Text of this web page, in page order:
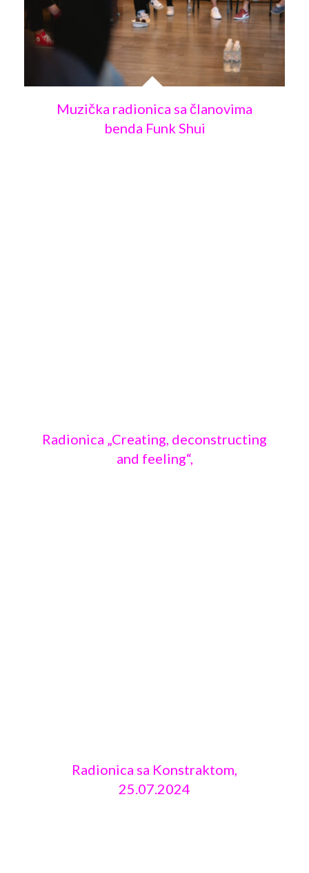
Muzička radionica sa članovima
benda Funk Shui
Radionica „Creating, deconstructing
and feeling“,
Radionica sa Konstraktom,
25.07.2024